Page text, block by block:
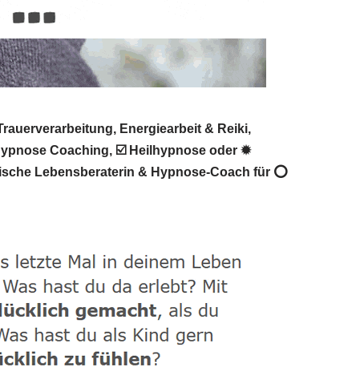
Energiearbeit & Reiki,
Coaching, ☑️ Heilhypnose oder ✹
Lebensberaterin & Hypnose-Coach für ⭕